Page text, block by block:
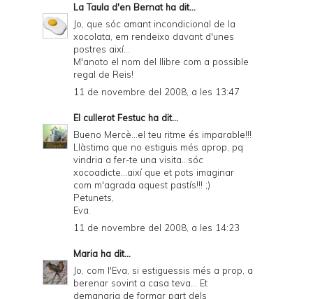
l
y
a
n
d
P
D
F
La Taula d'en Bernatha dit...
Jo, que sóc amant incondicional de la
xocolata, em rendeixo davant d'unes
postres així...
M'anoto el nom del llibre com a possible
regal de Reis!
11 de novembre del 2008, a les 13:47
El cullerot Festuc ha dit...
Bueno Mercè...el teu ritme és imparable!!!
Llàstima que no estiguis més aprop, pq
vindria a fer-te una visita...sóc
xocoadicte...així que et pots imaginar
com m'agrada aquest pastís!!! ;)
Petunets,
Eva.
11 de novembre del 2008, a les 14:23
Maria ha dit...
Jo, com l'Eva, si estiguessis més a prop, a
berenar sovint a casa teva... Et
demanaria de formar part dels